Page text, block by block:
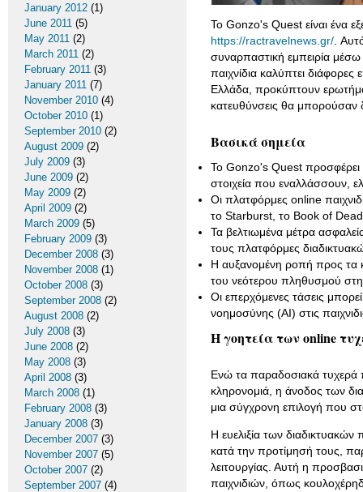
Το Gonzo's Quest είναι ένα
https://ractravelnews.gr/ .
συναρπαστική εμπειρία
παιχνίδια καλύπτει
Ελλάδα, προκύπτουν
κατευθύνσεις θα μπορούσαν
Βασικά σημεία
Το Gonzo's Quest προσφέρει
στοιχεία που εναλλάσσουν,
Οι πλατφόρμες online
το Starburst, το Book of Dead
Τα βελτιωμένα μέτρα
τους πλατφόρμες
Η αυξανομένη ροπή προς τα
του νεότερου πληθυσμού
Οι επερχόμενες τάσεις
νοημοσύνης (AI) στις
Η γοητεία των online
Ενώ τα παραδοσιακά τυχερά
κληρονομιά, η άνοδος των
μια σύγχρονη επιλογή που
Η ευελιξία των
κατά την προτίμησή τους,
λειτουργίας. Αυτή η
παιχνιδιών, όπως
January 2012 (1)
June 2011 (5)
May 2011 (2)
March 2011 (2)
February 2011 (3)
January 2011 (7)
November 2010 (4)
October 2010 (1)
September 2010 (2)
August 2009 (2)
July 2009 (3)
June 2009 (2)
May 2009 (2)
April 2009 (2)
March 2009 (5)
February 2009 (3)
December 2008 (3)
November 2008 (1)
October 2008 (3)
September 2008 (2)
August 2008 (2)
July 2008 (3)
June 2008 (2)
May 2008 (3)
April 2008 (3)
March 2008 (1)
February 2008 (3)
January 2008 (3)
December 2007 (3)
November 2007 (5)
October 2007 (2)
September 2007 (4)